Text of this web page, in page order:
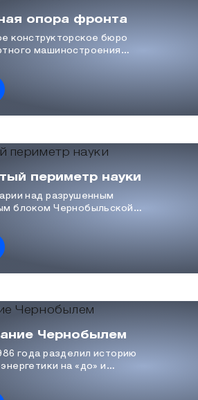
опора фронта
конструкторское бюро
машиностроения
Отечественной
периметр науки
над разрушенным
блоком Чернобыльской
сроки, с мая по ноябрь
было возведено
укрытие.
Чернобылем
года разделил историю
на «до» и